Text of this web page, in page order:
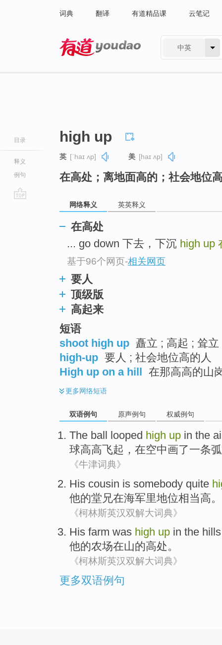
词典 翻译 有道精品课 云笔记
中英
目录
释义
例句
high up
英 [ˈhaɪ ʌp] 美 [haɪ ʌp]
在高处；离地面高的；社会地位
网络释义 英英释义
在高处
... go down 下去，下沉 high up
基于96个网页-相关网页
要人
顶级版
高起来
短语
shoot high up 矗立 ; 高起 ; 耸立
high-up 要人 ; 社会地位高的人
High up on a hill 在那高高的山
更多网络短语
双语例句 原声例句 权威例句
The ball looped high up in the
球高高飞起 ， 在空中画了一条
《牛津词典》
His cousin is somebody quite
他的堂兄在海军里地位相当高。
《柯林斯英汉双解大词典》
His farm was high up in the hills
他的农场在山的高处。
《柯林斯英汉双解大词典》
更多双语例句